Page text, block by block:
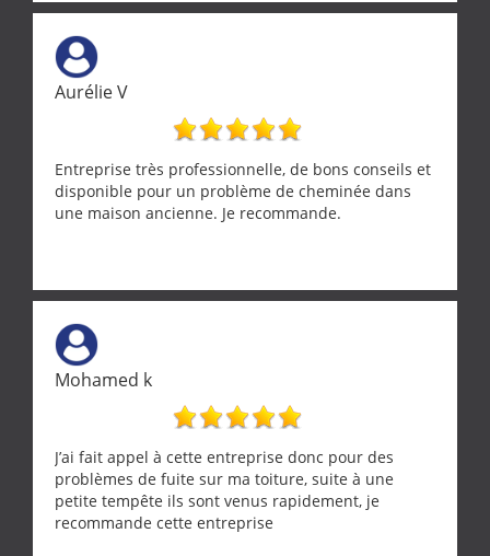
tourterelle et s’est ensuite patiemment occupé de
l’oiseau jusqu’à ce qu’il reprenne ses esprits et
puisse s’envoler. Après quoi il a procédé au
ramonage de notre insert avec dextérité et une
grande propreté, nous gratifiant également de
nombreux conseils concernant d’autres sujets. Un
entrepreneur comme on souhaite en rencontrer.
Encore un grand merci à lui.
Aurélie V
Entreprise très professionnelle, de bons conseils et
disponible pour un problème de cheminée dans
une maison ancienne. Je recommande.
Mohamed k
J’ai fait appel à cette entreprise donc pour des
problèmes de fuite sur ma toiture, suite à une
petite tempête ils sont venus rapidement, je
recommande cette entreprise